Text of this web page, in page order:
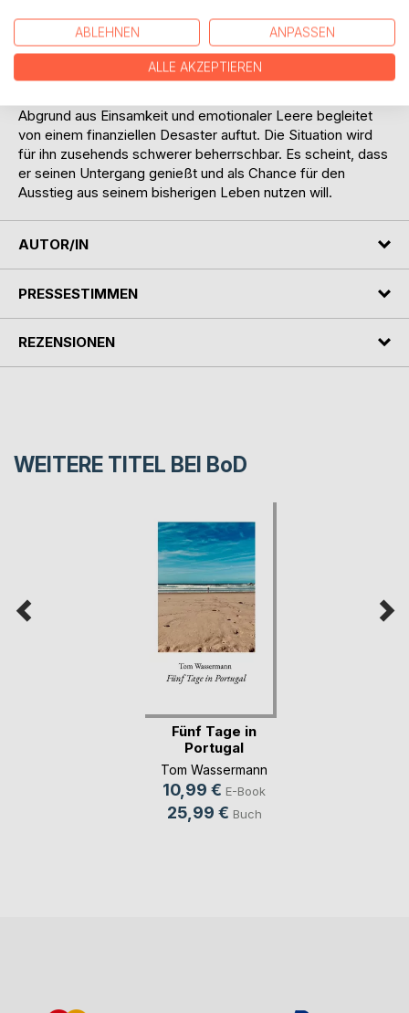
Erzählung zusammen. Er ist gerade vierzig geworden und
arbeitet in einer elitären Beraterfirma. Alles fängt damit an,
dass die täglichen Drogen seines kräftezehrenden Lebens
- Erfolg, Geld, Sex, Medien und Macht - plötzlich in ihrer
Abgrund aus Einsamkeit und emotionaler Leere begleitet
von einem finanziellen Desaster auftut. Die Situation wird
für ihn zusehends schwerer beherrschbar. Es scheint, dass
er seinen Untergang genießt und als Chance für den
Ausstieg aus seinem bisherigen Leben nutzen will.
AUTOR/IN
PRESSESTIMMEN
REZENSIONEN
WEITERE TITEL BEI BoD
Fünf Tage in
Portugal
Tom Wassermann
10,99 € E-Book
25,99 € Buch
ABLEHNEN ANPASSEN
ALLE AKZEPTIEREN